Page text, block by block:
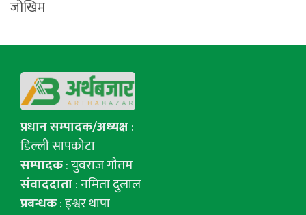
जोखिम
प्रधान सम्पादक/अध्यक्ष:
डिल्ली सापकोटा
सम्पादक: युवराज गाैतम
संवाददाता: नमिता दुलाल
प्रबन्धक: इश्वर थापा